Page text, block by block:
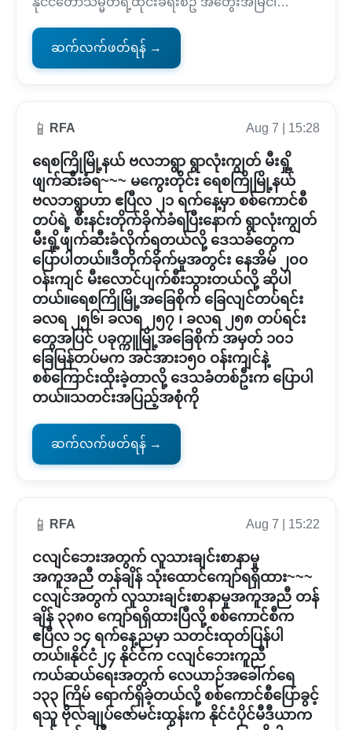
ဆက်လက်ဖတ်ရန် →
📱 RFA Aug 7 | 15:28
ရေစကြိုမြို့နယ် ဗလဘရွာ ရွာလုံးကျွတ် မီးရှို့
ဖျက်ဆီးခံရ~~~ မကွေးတိုင်း ရေစကြိုမြို့နယ်
ဗလဘရွာဟာ ဧပြီလ ၂၁ ရက်နေ့မှာ စစ်ကောင်စီ
တပ်ရဲ့ စီးနင်းတိုက်ခိုက်ခံရပြီးနောက် ရွာလုံးကျွတ်
မီးရှို့ဖျက်ဆီးခံလိုက်ရတယ်လို့ ဒေသခံတွေက
ပြောပါတယ်။ဒီတိုက်ခိုက်မှုအတွင်း နေအိမ် ၂၀၀
ဝန်းကျင် မီးလောင်ပျက်စီးသွားတယ်လို့ ဆိုပါ
တယ်။ရေစကြိုမြို့အခြေစိုက် ခြေလျင်တပ်ရင်း
ခလရ ၂၅၆၊ ခလရ ၂၅၇ ၊ ခလရ ၂၅၈ တပ်ရင်း
တွေအပြင် ပခုက္ကူမြို့အခြေစိုက် အမှတ် ၁၀၁
ခြေမြန်တပ်မက အင်အား၁၅၀ ဝန်းကျင်နဲ့
စစ်ကြောင်းထိုးခဲ့တာလို့ ဒေသခံတစ်ဦးက ပြောပါ
တယ်။သတင်းအပြည့်အစုံကို
ဆက်လက်ဖတ်ရန် →
📱 RFA Aug 7 | 15:22
ငလျင်ဘေးအတွက် လူသားချင်းစာနာမှု
အကူအညီ တန်ချိန် သုံးထောင်ကျော်ရရှိထား~~~
ငလျင်အတွက် လူသားချင်းစာနာမှုအကူအညီ တန်
ချိန် ၃၃၈၀ ကျော်ရရှိထားပြီလို့ စစ်ကောင်စီက
ဧပြီလ ၁၄ ရက်နေ့ညမှာ သတင်းထုတ်ပြန်ပါ
တယ်။နိုင်ငံ၂၄ နိုင်ငံက ငလျင်ဘေးကူညီ
ကယ်ဆယ်ရေးအတွက် လေယာဉ်အခေါက်ရေ
၁၃၃ ကြိမ် ရောက်ရှိခဲ့တယ်လို့ စစ်ကောင်စီပြောခွင့်
ရသူ ဗိုလ်ချုပ်ဇော်မင်းထွန်းက နိုင်ငံပိုင်မီဒီယာက